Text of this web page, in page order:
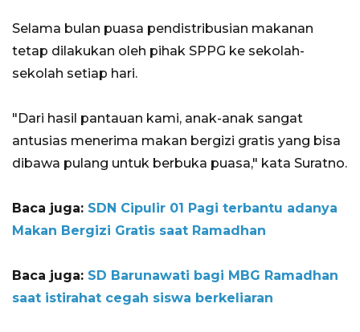
Selama bulan puasa pendistribusian makanan
tetap dilakukan oleh pihak SPPG ke sekolah-
sekolah setiap hari.
"Dari hasil pantauan kami, anak-anak sangat
antusias menerima makan bergizi gratis yang bisa
dibawa pulang untuk berbuka puasa," kata Suratno.
Baca juga: SDN Cipulir 01 Pagi terbantu adanya
Makan Bergizi Gratis saat Ramadhan
Baca juga: SD Barunawati bagi MBG Ramadhan
saat istirahat cegah siswa berkeliaran